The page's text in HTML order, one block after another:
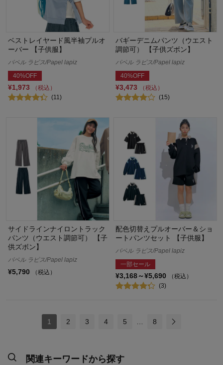
ベストレイヤード風半袖プルオ
ーバー 【子供服】
パペル ラピス/Papel lapiz
40%OFF
¥1,973
（税込）
(11)
バギーデニムパンツ（ウエスト
調節可） 【子供ズボン】
パペル ラピス/Papel lapiz
40%OFF
¥3,473
（税込）
(15)
サイドラインナイロントラック
パンツ（ウエスト調節可） 【子
供ズボン】
パペル ラピス/Papel lapiz
¥5,790 （税込）
配色切替えプルオーバー＆ショ
ートパンツセット 【子供服】
パペル ラピス/Papel lapiz
一部セール
¥3,168～¥5,690
（税込）
(3)
1 2 3 4 5 … 8
関連キーワードから探す